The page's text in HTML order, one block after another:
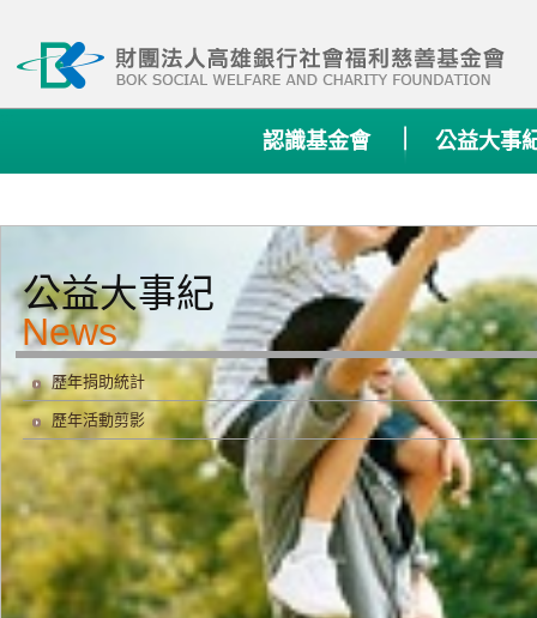
認識基金會 公益大事
公益大事紀
歷年捐助統計
歷年活動剪影